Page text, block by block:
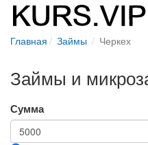
Главная Займы Черкех
Займы и
Сумма